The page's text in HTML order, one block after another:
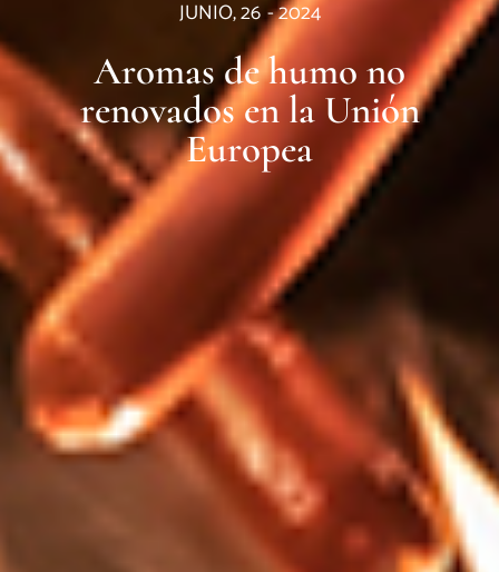
JUNIO, 26 -2024
Aromas de humo no
renovados en la Unión
Europea